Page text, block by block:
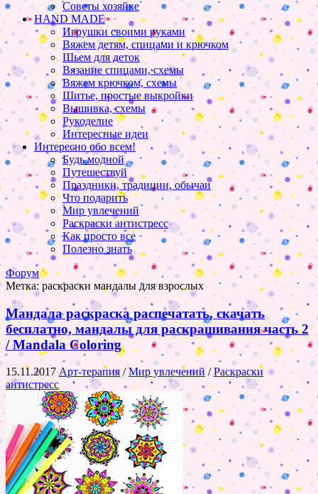
Советы хозяйке
HAND MADE
Игрушки своими руками
Вяжем детям, спицами и крючком
Шьем для деток
Вязание спицами, схемы
Вяжем крючком, схемы
Шитье, простые выкройки
Вышивка, схемы
Рукоделие
Интересные идеи
Интересно обо всем!
Будь модной
Путешествуй
Праздники, традиции, обычаи
Что подарить
Мир увлечений
Раскраски антистресс
Как просто все
Полезно знать
Форум
Метка:раскраски мандалы для взрослых
Мандала раскраска распечатать, скачать
бесплатно, мандалы для раскрашивания часть 2
/ Mandala Coloring
15.11.2017Арт-терапия /Мир увлечений /Раскраски
антистресс